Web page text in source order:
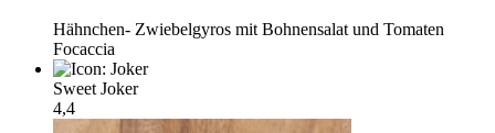
Hähnchen- Zwiebelgyros mit Bohnensalat und Tomaten
Focaccia
Sweet Joker
4,4